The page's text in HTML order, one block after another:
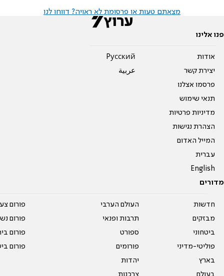
מצאתם טעות או פרסומת לא ראויה? דווחו לנו
פנו אלינו
אודות
יצירת קשר
פרסמו אצלנו
תנאי שימוש
מדיניות פרטיות
הצהרת נגישות
המייל האדום
עברית
English
Pусский
عربية
מדורים
חדשות
מבזקים
ביטחוני
פוליטי-מדיני
בארץ
בעולם
העולם הערבי
תרבות ופנאי
ספורט
פורומים
יהדות
צרכנות
פורום
פורום
פורום
פורום